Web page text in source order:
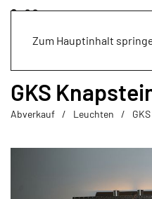
Zum Hauptinhalt
GKS
Abverkauf Leuchten